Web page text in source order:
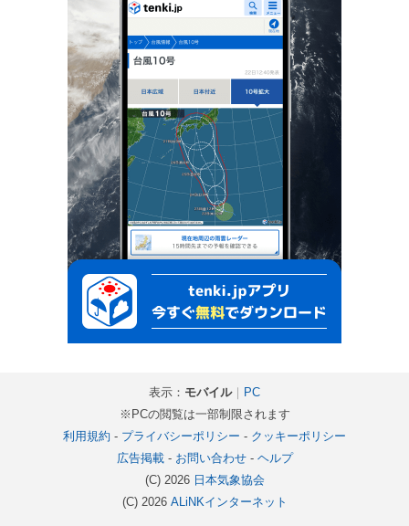
表示： モバイル｜
PC
※PCの閲覧は一部制限されます
利用規約 - プライバシーポリシー - クッキーポリシー
広告掲載- お問い合わせ- ヘルプ
(C) 2026 日本気象協会
(C) 2026 ALiNKインターネット